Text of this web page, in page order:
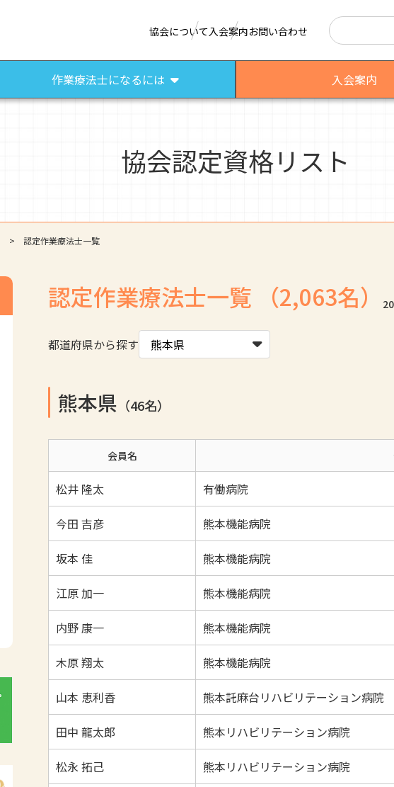
協会について 入会案内お問い合わせ 検索
作業療法士になるには 入会案内
協会認定資格リスト
認定作業療法士一覧
認定作業療法士一覧 （2,063名）
都道府県から探す
熊本県 （46名）
会員名
松井 隆太 有働病院
今田 吉彦 熊本機能病院
坂本 佳 熊本機能病院
江原 加一 熊本機能病院
内野 康一 熊本機能病院
木原 翔太 熊本機能病院
山本 恵利香 熊本託麻台リハビリテーション病院
田中 龍太郎 熊本リハビリテーション病院
松永 拓己 熊本リハビリテーション病院